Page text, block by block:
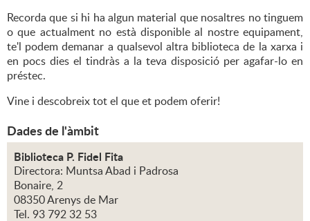
Recorda que si hi ha algun material que nosaltres no tinguem
o que actualment no està disponible al nostre equipament,
te'l podem demanar a qualsevol altra biblioteca de la xarxa i
en pocs dies el tindràs a la teva disposició per agafar-lo en
préstec.
Vine i descobreix tot el que et podem oferir!
Dades de l'àmbit
Biblioteca P. Fidel Fita
Directora: Muntsa Abad i Padrosa
Bonaire, 2
08350 Arenys de Mar
Tel. 93 792 32 53